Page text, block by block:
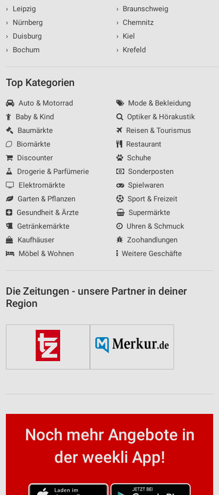
›
Leipzig
›
Nürnberg
›
Duisburg
›
Bochum
› Braunschweig
› Chemnitz
› Kiel
› Krefeld
Top Kategorien
Auto & Motorrad
Baby & Kind
Baumärkte
Biomärkte
Discounter
Drogerie & Parfümerie
Elektromärkte
Garten & Pflanzen
Gesundheit & Ärzte
Getränkemärkte
Kaufhäuser
Möbel & Wohnen
Mode & Bekleidung
Optiker & Hörakustik
Reisen & Tourismus
Restaurant
Schuhe
Sonderposten
Spielwaren
Sport & Freizeit
Supermärkte
Uhren & Schmuck
Zoohandlungen
Weitere Geschäfte
Die Zeitungen - unsere Partner in deiner
Region
Noch mehr Angebote in
der weekli App!